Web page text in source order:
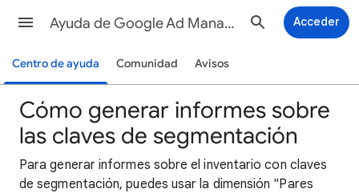
Ayuda de Google Ad Manager Acceder
Centro de ayuda Comunidad Avisos
Cómo generar informes sobre
las claves de segmentación
Para generar informes sobre el inventario con claves
de segmentación, puedes usar la dimensión "Pares